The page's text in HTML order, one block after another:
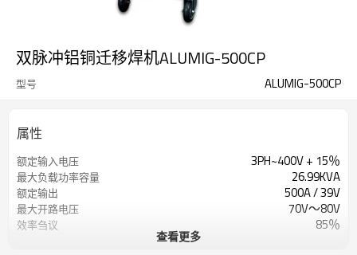
双脉冲铝铜迁移焊机ALUMIG-500CP
型号 ALUMIG-500CP
属性
额定输入电压 3PH~400V + 15％
最大负载功率容量 26.99KVA
额定输出 500A / 39V
最大开路电压 70V〜80V
效率刍议 85％
查看更多